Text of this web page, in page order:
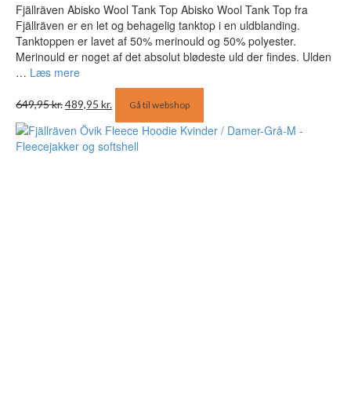
Fjällräven Abisko Wool Tank Top Abisko Wool Tank Top fra
Fjällräven er en let og behagelig tanktop i en uldblanding.
Tanktoppen er lavet af 50% merinould og 50% polyester.
Merinould er noget af det absolut blødeste uld der findes. Ulden
… Læs mere
649,95kr.oprindelige
pris
var:
649,95 kr..
489,95 kr.aktuelle
pris
er:
Gå til webshop